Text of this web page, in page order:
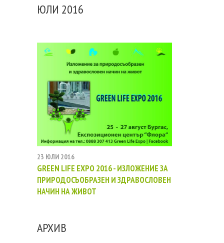
ЮЛИ 2016
23 ЮЛИ 2016
GREEN LIFE EXPO 2016 - ИЗЛОЖЕНИЕ ЗА
ПРИРОДОСЪОБРАЗЕН И ЗДРАВОСЛОВЕН
НАЧИН НА ЖИВОТ
АРХИВ